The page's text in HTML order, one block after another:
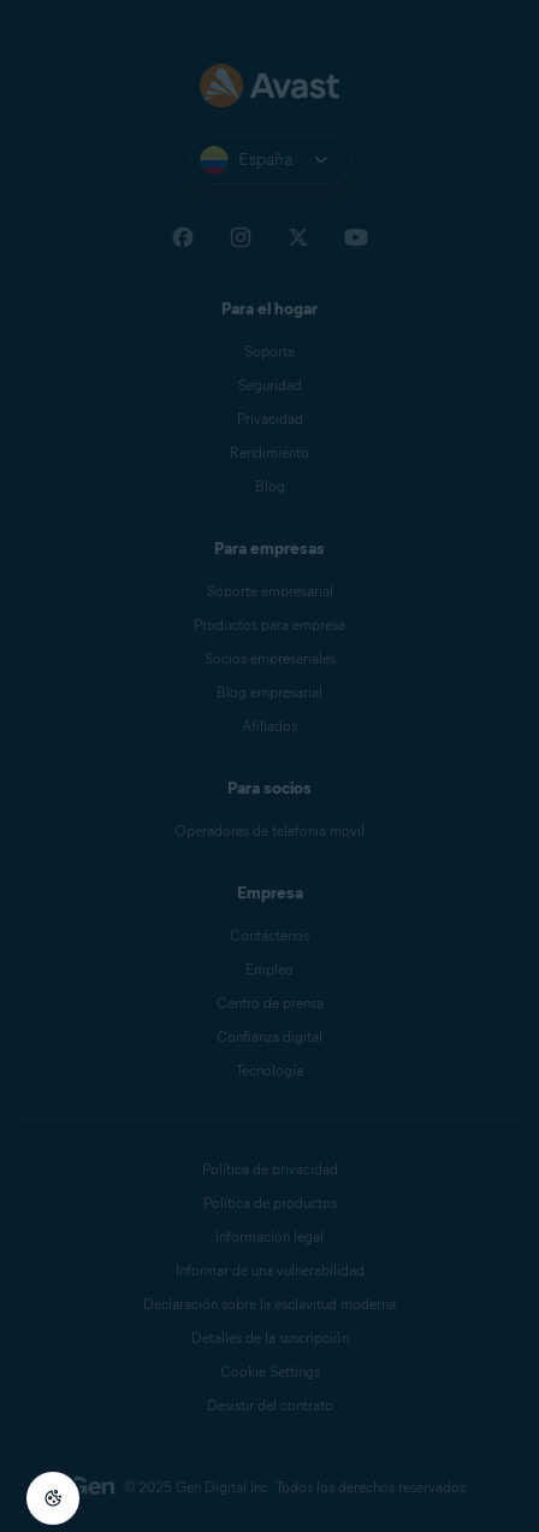
España
Para el hogar
Soporte
Seguridad
Privacidad
Rendimiento
Blog
Para empresas
Soporte empresarial
Productos para empresa
Socios empresariales
Blog empresarial
Afiliados
Para socios
Operadores de telefonía móvil
Empresa
Contáctenos
Empleo
Centro de prensa
Confianza digital
Tecnología
© 2025 Gen Digital Inc. Todos los derechos reservados.
Política de privacidad
Política de productos
Información legal
Informar de una vulnerabilidad
Declaración sobre la esclavitud moderna
Detalles de la suscripción
Cookie Settings
Desistir del contrato